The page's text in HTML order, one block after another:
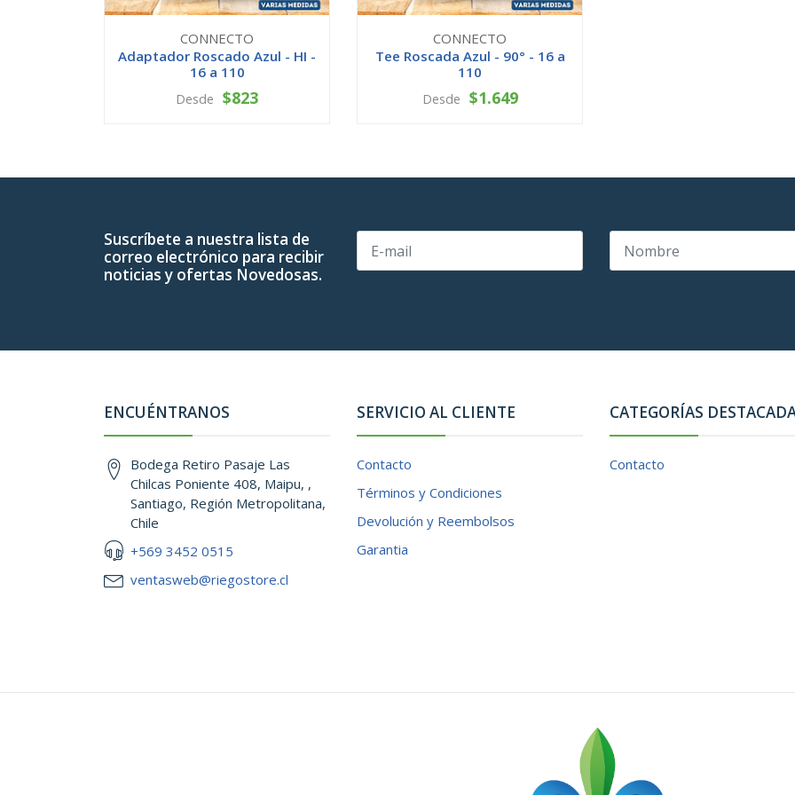
CONNECTO
Adaptador Roscado Azul - HI -
16 a 110
VER OPCIONES
Desde $823
CONNECTO
Tee Roscada Azul - 90° - 16 a
110
VER OPCIONES
Desde $1.649
Suscríbete a nuestra lista de
correo electrónico para recibir
noticias y ofertas Novedosas.
ENCUÉNTRANOS
Bodega Retiro Pasaje Las
Chilcas Poniente 408, Maipu, ,
Santiago, Región Metropolitana,
Chile
+569 3452 0515
ventasweb@riegostore.cl
SERVICIO AL CLIENTE
Contacto
Términos y Condiciones
Devolución y Reembolsos
Garantia
CATEGORÍAS
Contacto